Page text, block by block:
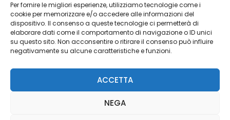
Per fornire le migliori esperienze, utilizziamo tecnologie come i
cookie per memorizzare e/o accedere alle informazioni del
dispositivo. Il consenso a queste tecnologie ci permetterà di
elaborare dati come il comportamento di navigazione o ID unici
su questo sito. Non acconsentire o ritirare il consenso può influire
negativamente su alcune caratteristiche e funzioni.
ACCETTA
NEGA
Cookie Policy
Risorse Aggiuntive